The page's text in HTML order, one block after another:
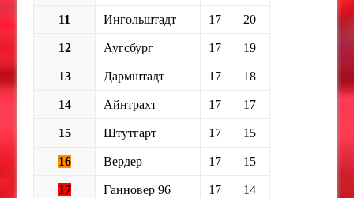
11 Ингольштадт 17 20
12 Аугсбург 17 19
13 Дармштадт 17 18
14 Айнтрахт 17 17
15 Штутгарт 17 15
16 Вердер 17 15
17 Ганновер 96 17 14